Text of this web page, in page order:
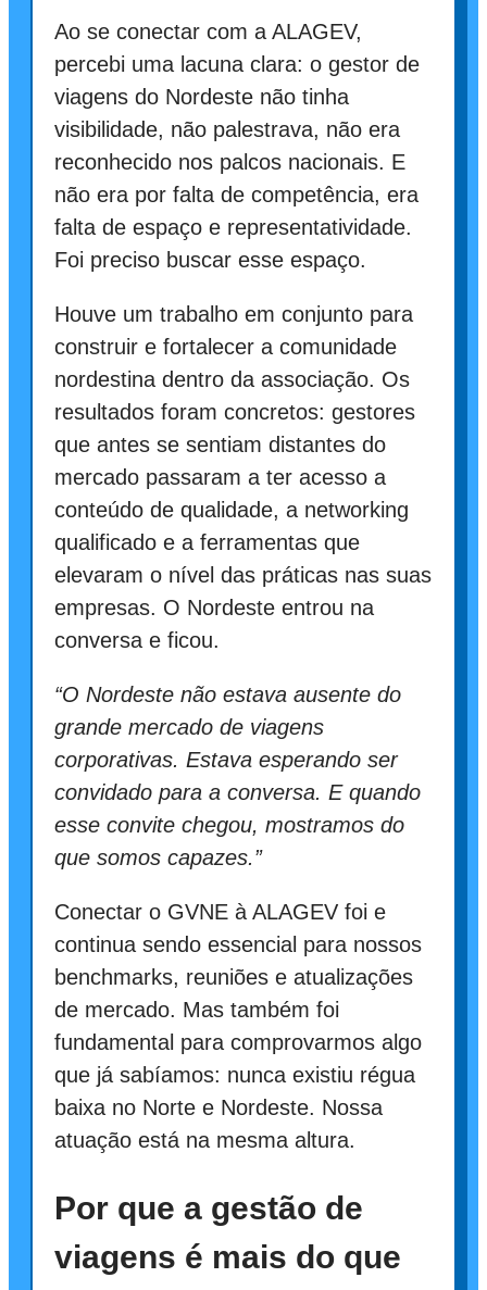
Ao se conectar com a ALAGEV,
percebi uma lacuna clara: o gestor de
viagens do Nordeste não tinha
visibilidade, não palestrava, não era
reconhecido nos palcos nacionais. E
não era por falta de competência, era
falta de espaço e representatividade.
Foi preciso buscar esse espaço.
Houve um trabalho em conjunto para
construir e fortalecer a comunidade
nordestina dentro da associação. Os
resultados foram concretos: gestores
que antes se sentiam distantes do
mercado passaram a ter acesso a
conteúdo de qualidade, a networking
qualificado e a ferramentas que
elevaram o nível das práticas nas suas
empresas. O Nordeste entrou na
conversa e ficou.
“O Nordeste não estava ausente do
grande mercado de viagens
corporativas. Estava esperando ser
convidado para a conversa. E quando
esse convite chegou, mostramos do
que somos capazes.”
Conectar o GVNE à ALAGEV foi e
continua sendo essencial para nossos
benchmarks, reuniões e atualizações
de mercado. Mas também foi
fundamental para comprovarmos algo
que já sabíamos: nunca existiu régua
baixa no Norte e Nordeste. Nossa
atuação está na mesma altura.
Por que a gestão de
viagens é mais do que